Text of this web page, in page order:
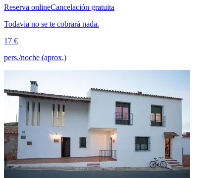
Reserva onlineCancelación gratuita
Todavía no se te cobrará nada.
17 €
pers./noche (aprox.)